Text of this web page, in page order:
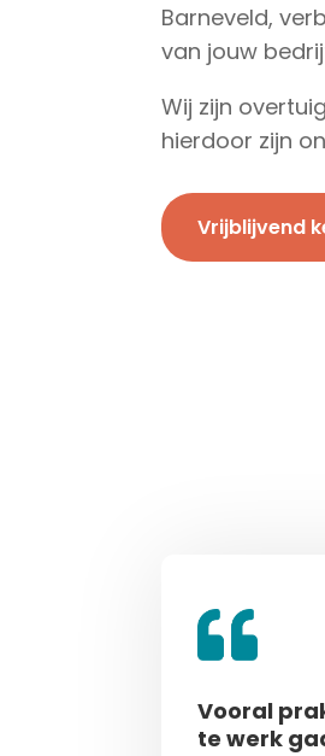
Barneveld,
van jouw
Wij zijn
hierdoor zijn
Vrijblijvend
Vooral
te werk